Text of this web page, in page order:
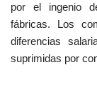
por el ingenio
fábricas. Los
diferencias
suprimidas por